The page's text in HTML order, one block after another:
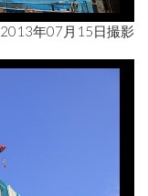
2013年07月15日撮影